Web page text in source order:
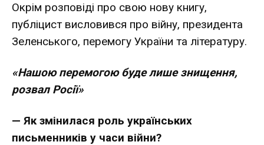
Окрім розповіді про свою нову книгу,
публіцист висловився про війну, президента
Зеленського, перемогу України та літературу.
«Нашою перемогою буде лише знищення,
розвал Росії»
— Як змінилася роль українських
письменників у часи війни?